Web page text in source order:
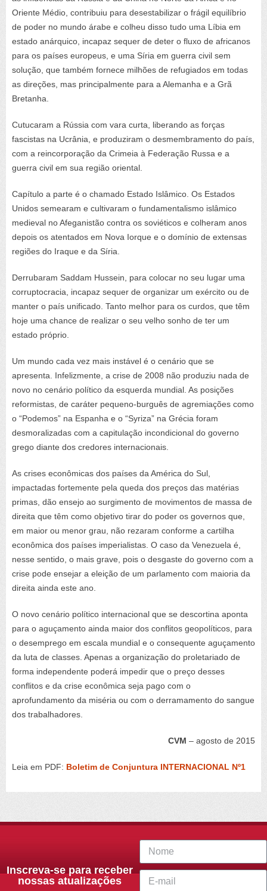
Oriente Médio, contribuiu para desestabilizar o frágil equilíbrio
de poder no mundo árabe e colheu disso tudo uma Líbia em
estado anárquico, incapaz sequer de deter o fluxo de africanos
para os países europeus, e uma Síria em guerra civil sem
solução, que também fornece milhões de refugiados em todas
as direções, mas principalmente para a Alemanha e a Grã
Bretanha.
Cutucaram a Rússia com vara curta, liberando as forças
fascistas na Ucrânia, e produziram o desmembramento do país,
com a reincorporação da Crimeia à Federação Russa e a
guerra civil em sua região oriental.
Capítulo a parte é o chamado Estado Islâmico. Os Estados
Unidos semearam e cultivaram o fundamentalismo islâmico
medieval no Afeganistão contra os soviéticos e colheram anos
depois os atentados em Nova Iorque e o domínio de extensas
regiões do Iraque e da Síria.
Derrubaram Saddam Hussein, para colocar no seu lugar uma
corruptocracia, incapaz sequer de organizar um exército ou de
manter o país unificado. Tanto melhor para os curdos, que têm
hoje uma chance de realizar o seu velho sonho de ter um
estado próprio.
Um mundo cada vez mais instável é o cenário que se
apresenta. Infelizmente, a crise de 2008 não produziu nada de
novo no cenário político da esquerda mundial. As posições
reformistas, de caráter pequeno-burguês de agremiações como
o “Podemos” na Espanha e o “Syriza” na Grécia foram
desmoralizadas com a capitulação incondicional do governo
grego diante dos credores internacionais.
As crises econômicas dos países da América do Sul,
impactadas fortemente pela queda dos preços das matérias
primas, dão ensejo ao surgimento de movimentos de massa de
direita que têm como objetivo tirar do poder os governos que,
em maior ou menor grau, não rezaram conforme a cartilha
econômica dos países imperialistas. O caso da Venezuela é,
nesse sentido, o mais grave, pois o desgaste do governo com a
crise pode ensejar a eleição de um parlamento com maioria da
direita ainda este ano.
O novo cenário político internacional que se descortina aponta
para o aguçamento ainda maior dos conflitos geopolíticos, para
o desemprego em escala mundial e o consequente aguçamento
da luta de classes. Apenas a organização do proletariado de
forma independente poderá impedir que o preço desses
conflitos e da crise econômica seja pago com o
aprofundamento da miséria ou com o derramamento do sangue
dos trabalhadores.
CVM – agosto de 2015
Leia em PDF: Boletim de Conjuntura INTERNACIONAL Nº1
Inscreva-se para receber
nossas atualizações